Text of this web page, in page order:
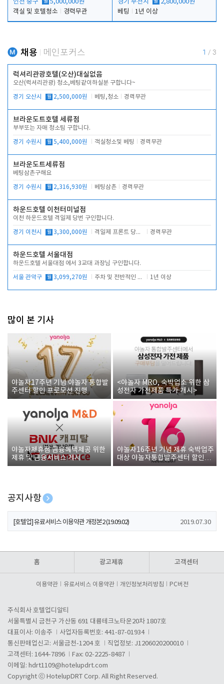
인천 중구
5,000,000원
객실 및 호텔청소
경력무관
경기 부천시
2,800,000원
베팅
1년 이상
채용 메인포커스 1 / 3
럭셔리관광호텔(오산)대실없음
오산(럭셔리관광) 청소,베팅같이하실분 구합니다~
경기 오산시 월 2,500,000원 베팅,청소 경력무관
브라운도트호텔 세류점
부부또는 자매 청소팀 구합니다.
경기 수원시 월 5,400,000원 객실청소및 베팅 경력무관
브라운도트세류점
베팅삼촌구해요
경기 수원시 월 2,316,930원 베팅삼촌 경력무관
하운드호텔 이천터미널점
이천 하운드호텔 격일제 당번 구인합니다.
경기 이천시 월 3,300,000원 격일제 프론트 당번 업무로 주차 및 객실 점검 경력무관
하운드호텔 서울대점
하운드호텔 서울대점 에서 3교대 과장님 구인합니다.
서울 관악구 월 3,099,270원 주차 및 전반적인 당번업무 1년 이상
많이 본 기사
야놀자17주년 기념 야놀자 통합발
주센터 할인 프로모션 진행
<야놀자 MRO, 숙박업소 위한 삼
성전자 가전제품 특가 개시>
야놀자제휴점 금융혜택제공 위한
제휴 및 금융서비스 게시
야놀자16주년 기념 제휴 숙박업주
대상 야놀자통합발주센터 할인쿠
폰 증정
공지사항
[호텔업] 개인정보 처리방침 개정본1 (19.09.02)
[호텔업] 유료서비스 이용약관 개정본2 (19.09.02) 2019.07.30
홈 광고제휴 고객센터
이용약관 유료서비스 이용약관 개인정보처리방침 PC버전
주식회사 호텔업디알티
서울특별시 금천구 가산동 691 대륭테크노타운20차 1807호
대표이사: 이송주
사업자등록번호: 441-87-01934
통신판매업신고: 서울금천-1204 호
직업정보: J1206020200010
고객센터: 1644-7896
Fax: 02-2225-8487
이메일: hdrt1109@hotelupdrt.com
Copyright ⓒ HotelupDRT Corp. All Right Reserved.